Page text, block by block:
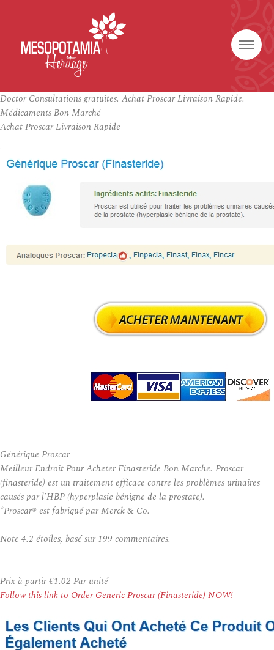
Doctor Consultations gratuites. Achat Proscar Livraison Rapide.
Médicaments Bon Marché
Achat Proscar Livraison Rapide
Générique Proscar
Meilleur Endroit Pour Acheter Finasteride Bon Marche. Proscar
(finasteride) est un traitement efficace contre les problèmes urinaires
causés par l’HBP (hyperplasie bénigne de la prostate).
*Proscar® est fabriqué par Merck & Co.
Note 4.2 étoiles, basé sur 199 commentaires.
Prix à partir€1.02 Par unité
Follow this link to Order Generic Proscar (Finasteride) NOW!